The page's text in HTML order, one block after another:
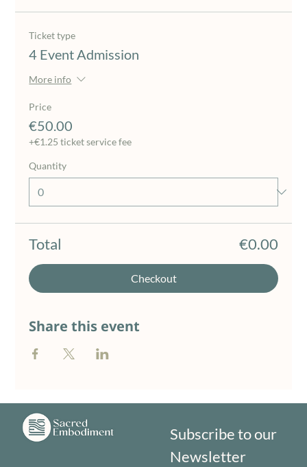
Ticket type
4 Event Admission
More info
Price
€50.00
+€1.25 ticket service fee
Quantity
Total €0.00
Checkout
Share this event
Subscribe to our
Newsletter